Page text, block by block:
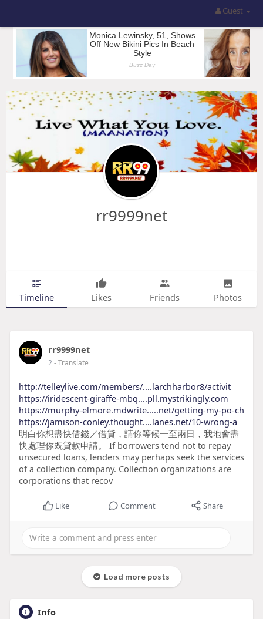
Guest
rr9999net
Timeline Likes Friends Photos
rr9999net
2- Translate
http://telleylive.com/members/....larchharbor8/activit
https://iridescent-giraffe-mbq....pll.mystrikingly.com
https://murphy-elmore.mdwrite.....net/getting-my-po-ch
https://jamison-conley.thought....lanes.net/10-wrong-a
明白你想盡快借錢／借貸，請你等候一至兩日，我地會盡
快處理你既貸款申請。 If borrowers tend not to repay
unsecured loans, lenders may perhaps seek the services
of a collection company. Collection organizations are
corporations that recov
Like Comment Share
Load more posts
Info